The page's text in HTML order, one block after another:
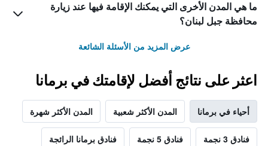
ما هي المدن الأخرى التي يمكنك الإقامة فيها عند زيارة
محافظة جبل لبنان؟
عرض المزيد من الأسئلة الشائعة
اعثر على نتائج أفضل لإقامتك في برمانا
أحياء في برمانا المدن الأكثر شعبية المدن الأكثر شهرة
فنادق 3 نجمة فنادق 5 نجمة فنادق برمانا الرائجة